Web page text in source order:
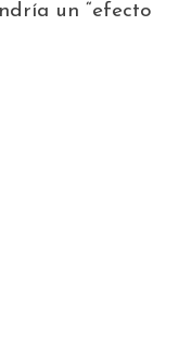
un “efecto